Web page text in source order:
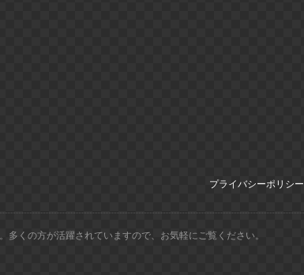
プライバシーポリシー
くの方が活躍されていますので、お気軽にご覧ください。